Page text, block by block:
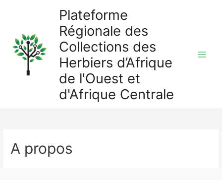
Plateforme
Régionale des
Collections des
Herbiers d’Afrique
de l'Ouest et
d'Afrique Centrale
A propos